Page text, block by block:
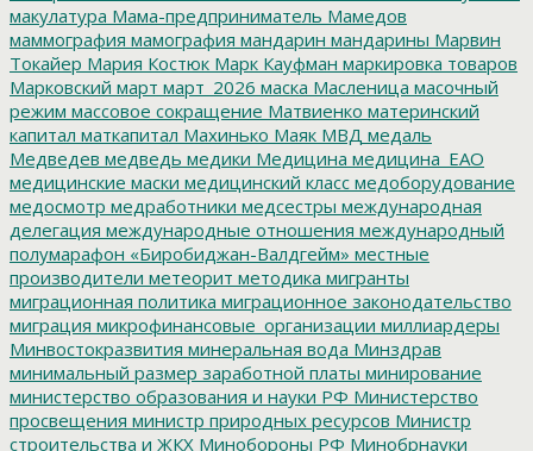
макулатура Мама-предприниматель Мамедов
маммография мамография мандарин мандарины Марвин
Токайер Мария Костюк Марк Кауфман маркировка товаров
Марковский март март_2026 маска Масленица масочный
режим массовое сокращение Матвиенко материнский
капитал маткапитал Махинько Маяк МВД медаль
Медведев медведь медики Медицина медицина_ЕАО
медицинские маски медицинский класс медоборудование
медосмотр медработники медсестры международная
делегация международные отношения международный
полумарафон «Биробиджан-Валдгейм» местные
производители метеорит методика мигранты
миграционная политика миграционное законодательство
миграция микрофинансовые_организации миллиардеры
Минвостокразвития минеральная вода Минздрав
минимальный размер заработной платы минирование
министерство образования и науки РФ Министерство
просвещения министр природных ресурсов Министр
строительства и ЖКХ Минобороны РФ Минобрнауки